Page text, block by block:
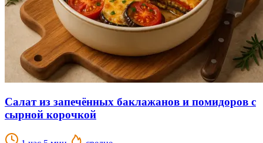
Салат из запечённых баклажанов и помидоров с
сырной корочкой